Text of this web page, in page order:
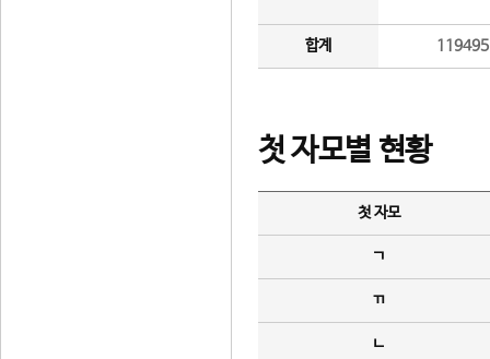
합계
첫 자모별 현황
첫 자모
ㄱ
ㄲ
ㄴ